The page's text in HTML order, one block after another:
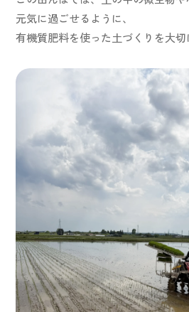
元気に過ごせるように、
有機質肥料を使った土づくりを大切